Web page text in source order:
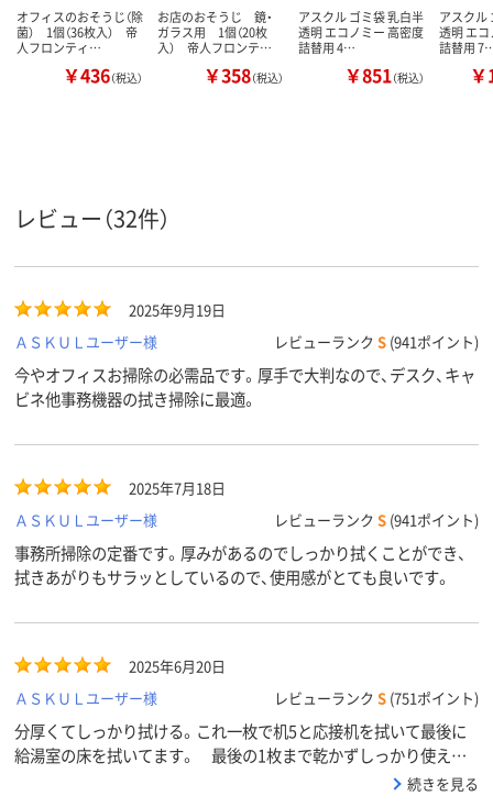
オフィスのおそうじ（除
菌） 1個（36枚入） 帝
人フロンティ…
￥436（税込）
お店のおそうじ 鏡・
ガラス用 1個（20枚
入） 帝人フロンテ…
￥358（税込）
アスクル ゴミ袋 乳白半
透明 エコノミー 高密度
詰替用 4…
￥851（税込）
アスクル
透明 エ
詰替用
レビュー（32件）
2025年9月19日
ＡＳＫＵＬユーザー様
レビューランク S (941ポイント)
今やオフィスお掃除の必需品です。厚手で大判なので、デスク、キャ
ビネ他事務機器の拭き掃除に最適。
2025年7月18日
ＡＳＫＵＬユーザー様
レビューランク S (941ポイント)
事務所掃除の定番です。厚みがあるのでしっかり拭くことができ、
拭きあがりもサラッとしているので、使用感がとても良いです。
2025年6月20日
ＡＳＫＵＬユーザー様
レビューランク S (751ポイント)
分厚くてしっかり拭ける。これ一枚で机5と応接机を拭いて最後に
給湯室の床を拭いてます。 最後の1枚まで乾かずしっかり使えて
続きを見る